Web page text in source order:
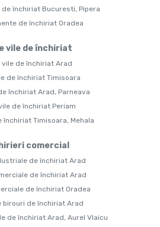
închiriat Bucuresti, Pipera
de închiriat Oradea
vile de închiriat
vile de închiriat Arad
de închiriat Timisoara
închiriat Arad, Parneava
de închiriat Periam
închiriat Timisoara, Mehala
comercial
de închiriat Arad
de închiriat Arad
de închiriat Oradea
birouri de închiriat Arad
de închiriat Arad, Aurel Vlaicu